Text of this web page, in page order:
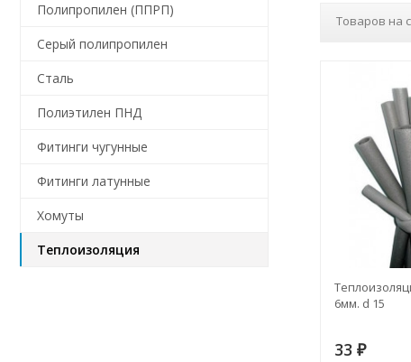
Товаров на
6мм. d 15
33 ₽
Полипропилен (ППРП)
Серый полипропилен
Сталь
Полиэтилен ПНД
Фитинги чугунные
Фитинги латунные
Хомуты
Теплоизоляция